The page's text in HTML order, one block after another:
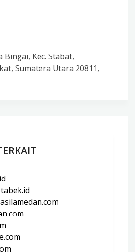
Bingai, Kec. Stabat,
Sumatera Utara 20811,